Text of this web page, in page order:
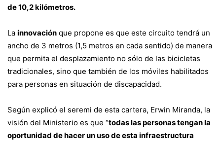
de 10,2 kilómetros.
La innovación que propone es que este circuito tendrá un
ancho de 3 metros (1,5 metros en cada sentido) de manera
que permita el desplazamiento no sólo de las bicicletas
tradicionales, sino que también de los móviles habilitados
para personas en situación de discapacidad.
Según explicó el seremi de esta cartera, Erwin Miranda, la
visión del Ministerio es que “todas las personas tengan la
oportunidad de hacer un uso de esta infraestructura